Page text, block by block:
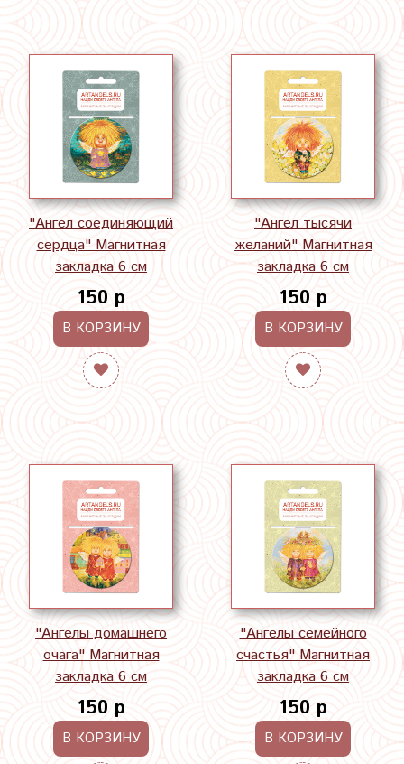
"Ангел соединяющий
сердца" Магнитная
закладка 6 см
150 р
В КОРЗИНУ
"Ангел тысячи
желаний" Магнитная
закладка 6 см
150 р
В КОРЗИНУ
"Ангелы домашнего
очага" Магнитная
закладка 6 см
150 р
В КОРЗИНУ
"Ангелы семейного
счастья" Магнитная
закладка 6 см
150 р
В КОРЗИНУ